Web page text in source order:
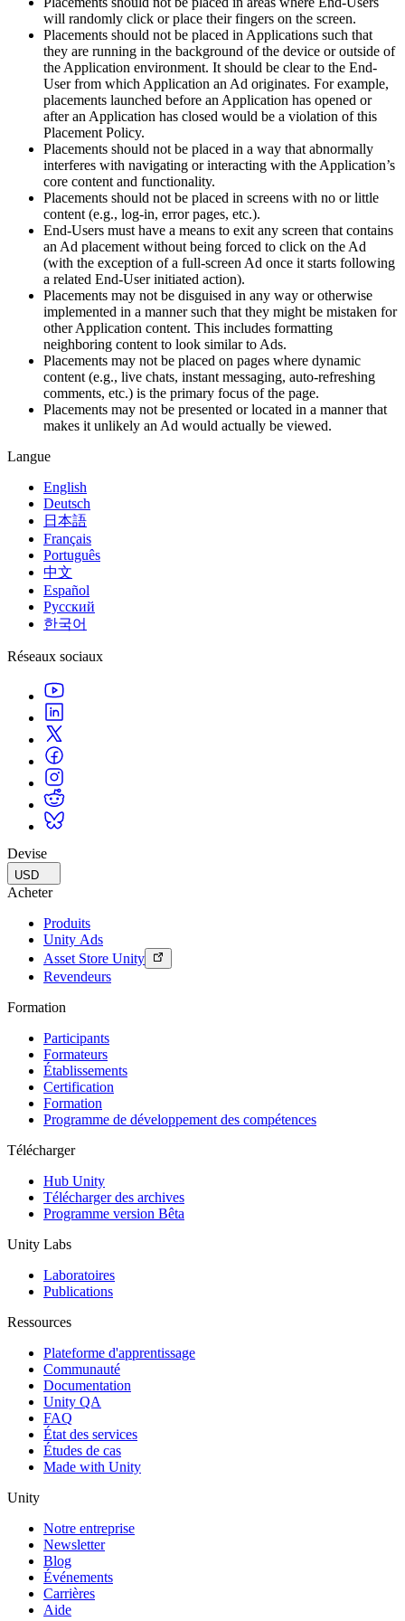
LiveOps
Informations post-lancement et opérations de jeu en direct
Développez
Acquisition de nouveaux joueurs
Faites-vous découvrir et acquérez des utilisateurs mobiles
Achats intégrés
Gérer IAP entre les magasins et D2C
Monétisation
Connectez les joueurs avec les bons jeux
Faites de la publicité avec Unity
Monétisez avec Unity
Cas d’utilisation
Jeux mobiles
Créez et développez des succès mobiles avec Unity
Jeux indépendants
Lancez de grands jeux avec de petites équipes
Jeux XR
Lancez des jeux XR sur plusieurs plateformes
Jeux multijoueur
Simplifiez le développement de jeux multijoueurs
Distribution
Transformer les expériences en magasin en expériences en ligne
Automobile
Stimulez l'innovation et les expériences en voiture
Voir toutes les industries
Informations
Études de cas
Histoires de succès dans le monde réel
Guides des meilleures pratiques
Conseils et astuces d'experts
Démos
Démos, échantillons et éléments de base
Toutes les ressources
Nouveautés
Mises à jour, informations et conseils techniques
Actualités
Actualités, histoires et centre de presse
Rejoignez les développeurs, créateurs et initiés
Unity Awards
Célébration des créateurs Unity dans le monde entier
Guides pratiques
Conseils pratiques et meilleures pratiques
Formation
Pour les étudiants
Démarrez votre carrière
Pour les enseignants
Boostez votre enseignement
Licence d'enseignement subventionnée
Apportez la puissance de Unity à votre institution
Certifications
Prouvez votre maîtrise de Unity
will randomly click or place their fingers on the screen.
Placements should not be placed in Applications such that
they are running in the background of the device or outside of
the Application environment. It should be clear to the End-
User from which Application an Ad originates. For example,
placements launched before an Application has opened or
after an Application has closed would be a violation of this
Placement Policy.
Placements should not be placed in a way that abnormally
interferes with navigating or interacting with the Application’s
core content and functionality.
Placements should not be placed in screens with no or little
content (e.g., log-in, error pages, etc.).
End-Users must have a means to exit any screen that contains
an Ad placement without being forced to click on the Ad
(with the exception of a full-screen Ad once it starts following
a related End-User initiated action).
Placements may not be disguised in any way or otherwise
implemented in a manner such that they might be mistaken for
other Application content. This includes formatting
neighboring content to look similar to Ads.
Placements may not be placed on pages where dynamic
content (e.g., live chats, instant messaging, auto-refreshing
comments, etc.) is the primary focus of the page.
Placements may not be presented or located in a manner that
makes it unlikely an Ad would actually be viewed.
Langue
English
Deutsch
日本語
Français
Português
中文
Español
Русский
한국어
Réseaux sociaux
Devise
USD
Acheter
Produits
Unity Ads
Asset Store Unity
Revendeurs
Formation
Participants
Formateurs
Établissements
Certification
Formation
Programme de développement des compétences
Télécharger
Hub Unity
Télécharger des archives
Programme version Bêta
Unity Labs
Laboratoires
Publications
Ressources
Plateforme d'apprentissage
Communauté
Documentation
Unity QA
FAQ
État des services
Études de cas
Made with Unity
Unity
Notre entreprise
Newsletter
Blog
Événements
Carrières
Aide